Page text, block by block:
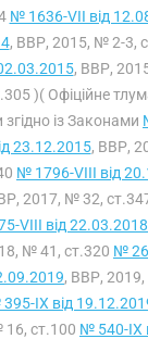
№ 1636-VII від
, ВВР, 2015, № 2-3,
, ВВР,
)( Офіційне
із Законами
23.12.2015, ВВР,
№ 1796-VIII від
2017, № 32,
VIII від 22.03.2018
№ 41, ст.320 №
, ВВР,
IX від
ст.100 № 540-IX